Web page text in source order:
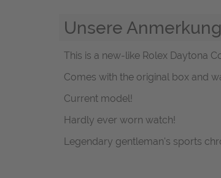
Unsere
This is a new-like Rolex Daytona
Comes with the original box and
Current model!
Hardly ever worn watch!
Legendary gentleman's sports